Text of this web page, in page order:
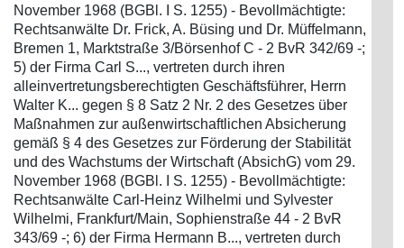
November 1968 (BGBl. I S. 1255) - Bevollmächtigte:
Rechtsanwälte Dr. Frick, A. Büsing und Dr. Müffelmann,
Bremen 1, Marktstraße 3/Börsenhof C - 2 BvR 342/69 -;
5) der Firma Carl S..., vertreten durch ihren
alleinvertretungsberechtigten Geschäftsführer, Herrn
Walter K... gegen § 8 Satz 2 Nr. 2 des Gesetzes über
Maßnahmen zur außenwirtschaftlichen Absicherung
gemäß § 4 des Gesetzes zur Förderung der Stabilität
und des Wachstums der Wirtschaft (AbsichG) vom 29.
November 1968 (BGBl. I S. 1255) - Bevollmächtigte:
Rechtsanwälte Carl-Heinz Wilhelmi und Sylvester
Wilhelmi, Frankfurt/Main, Sophienstraße 44 - 2 BvR
343/69 -; 6) der Firma Hermann B..., vertreten durch